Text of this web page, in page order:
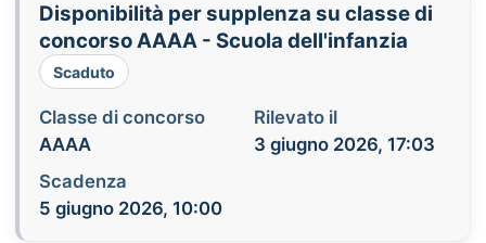
Disponibilità per supplenza su classe di
concorso AAAA - Scuola dell'infanzia
Scaduto
Classe di concorso
AAAA
Rilevato il
3 giugno 2026, 17:03
Scadenza
5 giugno 2026, 10:00